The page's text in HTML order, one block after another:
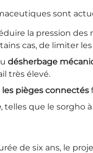
sont
la pression des
cas, de limiter
désherbage
très élevé.
pièges connectés
, telles que le sorgho
de six ans, le